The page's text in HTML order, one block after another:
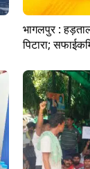
भागलपुर :
पिटारा;